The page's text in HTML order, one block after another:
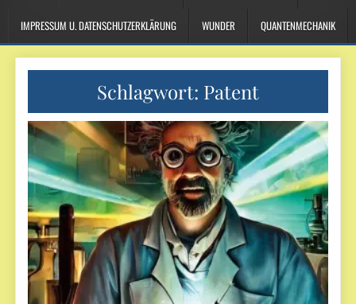
IMPRESSUM U. DATENSCHUTZERKLÄRUNG WUNDER QUANTENMECHANIK
Schlagwort: Patent